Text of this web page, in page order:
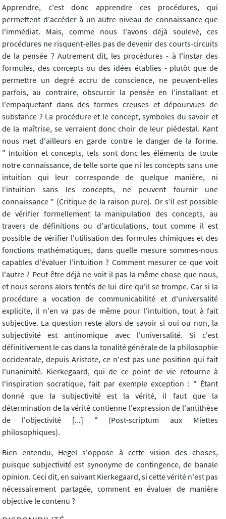
Apprendre, c'est donc apprendre ces procédures, qui
permettent d'accéder à un autre niveau de connaissance que
l'immédiat. Mais, comme nous l'avons déjà soulevé, ces
procédures ne risquent-elles pas de devenir des courts-circuits
de la pensée ? Autrement dit, les procédures - à l'instar des
formules, des concepts ou des idées établies - plutôt que de
permettre un degré accru de conscience, ne peuvent-elles
parfois, au contraire, obscurcir la pensée en l'installant et
l'empaquetant dans des formes creuses et dépourvues de
substance ? La procédure et le concept, symboles du savoir et
de la maîtrise, se verraient donc choir de leur piédestal. Kant
nous met d'ailleurs en garde contre le danger de la forme.
" Intuition et concepts, tels sont donc les éléments de toute
notre connaissance, de telle sorte que ni les concepts sans une
intuition qui leur corresponde de quelque manière, ni
l'intuition sans les concepts, ne peuvent fournir une
connaissance " (Critique de la raison pure). Or s'il est possible
de vérifier formellement la manipulation des concepts, au
travers de définitions ou d'articulations, tout comme il est
possible de vérifier l'utilisation des formules chimiques et des
fonctions mathématiques, dans quelle mesure sommes-nous
capables d'évaluer l'intuition ? Comment mesurer ce que voit
l'autre ? Peut-être déjà ne voit-il pas la même chose que nous,
et nous serons alors tentés de lui dire qu'il se trompe. Car si la
procédure a vocation de communicabilité et d'universalité
explicite, il n'en va pas de même pour l'intuition, tout à fait
subjective. La question reste alors de savoir si oui ou non, la
subjectivité est antinomique avec l'universalité. Si c'est
définitivement le cas dans la tonalité générale de la philosophie
occidentale, depuis Aristote, ce n'est pas une position qui fait
l'unanimité. Kierkegaard, qui de ce point de vie retourne à
l'inspiration socratique, fait par exemple exception : " Étant
donné que la subjectivité est la vérité, il faut que la
détermination de la vérité contienne l'expression de l'antithèse
de l'objectivité [...] " (Post-scriptum aux Miettes
philosophiques).
Bien entendu, Hegel s'oppose à cette vision des choses,
puisque subjectivité est synonyme de contingence, de banale
opinion. Ceci dit, en suivant Kierkegaard, si cette vérité n'est pas
nécessairement partagée, comment en évaluer de manière
objective le contenu ?